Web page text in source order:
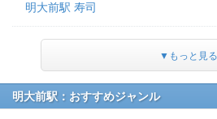
明大前駅 寿司
▼もっと見る
明大前駅：おすすめジャンル